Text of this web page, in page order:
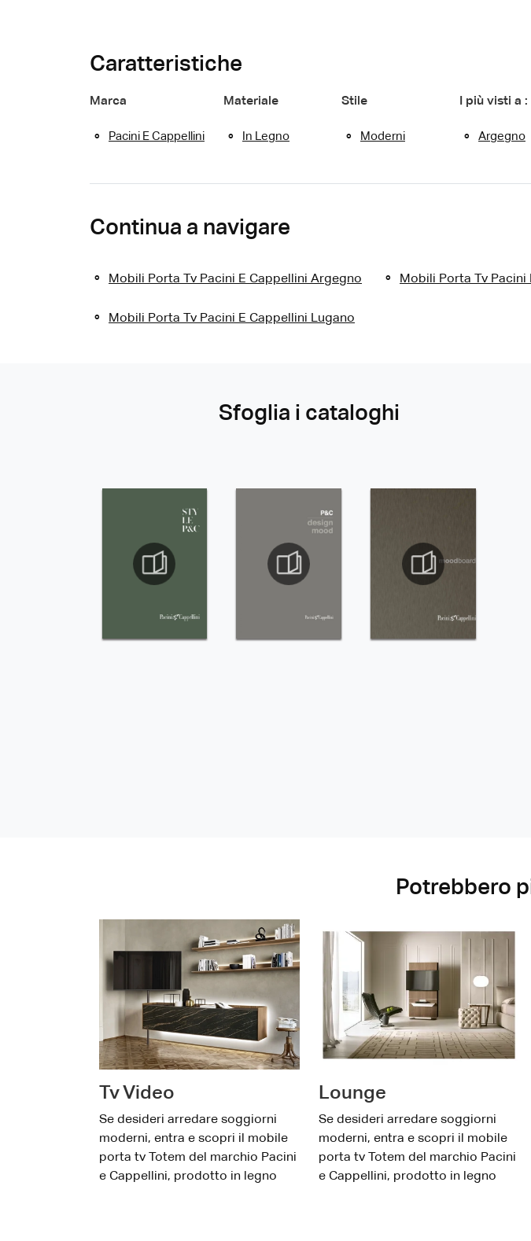
Caratteristiche
Marca
Pacini E Cappellini
Materiale
In Legno
Stile
Moderni
I più visti a :
Argegno
Continua a navigare
Mobili Porta Tv Pacini E Cappellini Argegno Mobili Porta Tv Pacini
Mobili Porta Tv Pacini E Cappellini Lugano
Sfoglia i cataloghi
Potrebbero
Tv Video
Se desideri arredare soggiorni
moderni, entra e scopri il mobile
porta tv Totem del marchio Pacini
e Cappellini, prodotto in legno
Lounge
Se desideri arredare soggiorni
moderni, entra e scopri il mobile
porta tv Totem del marchio Pacini
e Cappellini, prodotto in legno